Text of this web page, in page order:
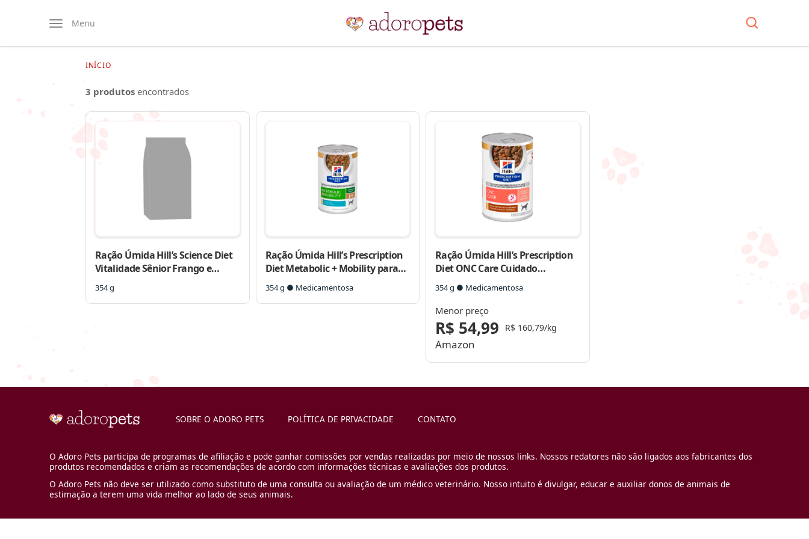
Menu
INÍCIO
3 produtos encontrados
Ração Úmida Hill’s Science Diet
Vitalidade Sênior Frango e
354 g
Ração Úmida Hill’s Prescription
Diet Metabolic + Mobility para
354 g ● Medicamentosa
Ração Úmida Hill’s Prescription
Diet ONC Care Cuidado
Oncológico para Cães
354 g ● Medicamentosa
Menor preço
R$ 54,99 R$ 160,79/kg
Amazon
SOBRE O ADORO PETS POLÍTICA DE PRIVACIDADE CONTATO
O Adoro Pets participa de programas de afiliação e pode ganhar comissões por vendas realizadas por meio de nossos links. Nossos redatores não são ligados aos fabricantes dos
produtos recomendados e criam as recomendações de acordo com informações técnicas e avaliações dos produtos.
O Adoro Pets não deve ser utilizado como substituto de uma consulta ou avaliação de um médico veterinário. Nosso intuito é divulgar, educar e auxiliar donos de animais de
estimação a terem uma vida melhor ao lado de seus animais.